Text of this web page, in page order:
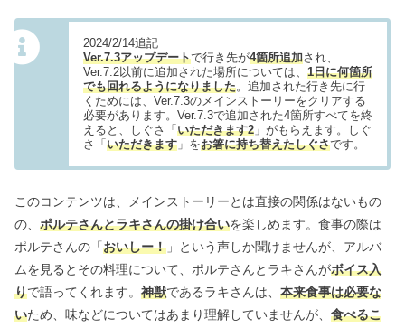
2024/2/14追記
Ver.7.3アップデートで行き先が4箇所追加され、
Ver.7.2以前に追加された場所については、 1日に何箇所
でも回れるようになりました。追加された行き先に行
くためには、Ver.7.3のメインストーリーをクリアする
必要があります。Ver.7.3で追加された4箇所すべてを終
えると、しぐさ「 いただきます2 」がもらえます。しぐ
さ「 いただきます 」をお箸に持ち替えたしぐさです。
このコンテンツは、メインストーリーとは直接の関係はないもの
の、 ポルテさんとラキさんの掛け合いを楽しめます。食事の際は
ポルテさんの「おいしー！ 」という声しか聞けませんが、アルバ
ムを見るとその料理について、ポルテさんとラキさんがボイス入
りで語ってくれます。 神獣であるラキさんは、 本来食事は必要な
いため、味などについてはあまり理解していませんが、 食べるこ